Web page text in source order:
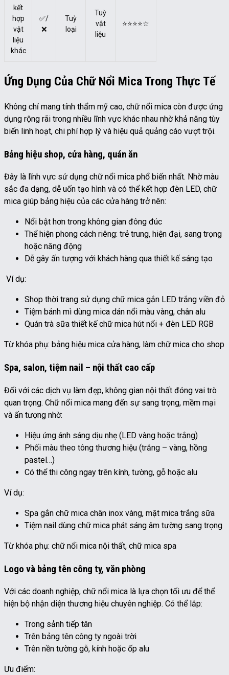
kết
hợp
vật
liệu
khác
✅/
❌
Tuỳ
loại
Tuỳ
vật
liệu
⭐⭐⭐⭐☆
Ứng Dụng Của Chữ Nổi Mica Trong Thực Tế
Không chỉ mang tính thẩm mỹ cao, chữ nổi mica còn được ứng
dụng rộng rãi trong nhiều lĩnh vực khác nhau nhờ khả năng tùy
biến linh hoạt, chi phí hợp lý và hiệu quả quảng cáo vượt trội.
Bảng hiệu shop, cửa hàng, quán ăn
Đây là lĩnh vực sử dụng chữ nổi mica phổ biến nhất. Nhờ màu
sắc đa dạng, dễ uốn tạo hình và có thể kết hợp đèn LED, chữ
mica giúp bảng hiệu của các cửa hàng trở nên:
Nổi bật hơn trong không gian đông đúc
Thể hiện phong cách riêng: trẻ trung, hiện đại, sang trọng
hoặc năng động
Dễ gây ấn tượng với khách hàng qua thiết kế sáng tạo
Ví dụ:
Shop thời trang sử dụng chữ mica gắn LED trắng viền đỏ
Tiệm bánh mì dùng mica dán nổi màu vàng, chân alu
Quán trà sữa thiết kế chữ mica hút nổi + đèn LED RGB
Từ khóa phụ: bảng hiệu mica cửa hàng, làm chữ mica cho shop
Spa, salon, tiệm nail – nội thất cao cấp
Đối với các dịch vụ làm đẹp, không gian nội thất đóng vai trò
quan trọng. Chữ nổi mica mang đến sự sang trọng, mềm mại
và ấn tượng nhờ:
Hiệu ứng ánh sáng dịu nhẹ (LED vàng hoặc trắng)
Phối màu theo tông thương hiệu (trắng – vàng, hồng
pastel…)
Có thể thi công ngay trên kính, tường, gỗ hoặc alu
Ví dụ:
Spa gắn chữ mica chân inox vàng, mặt mica trắng sữa
Tiệm nail dùng chữ mica phát sáng âm tường sang trọng
Từ khóa phụ: chữ nổi mica nội thất, chữ mica spa
Logo và bảng tên công ty, văn phòng
Với các doanh nghiệp, chữ nổi mica là lựa chọn tối ưu để thể
hiện bộ nhận diện thương hiệu chuyên nghiệp. Có thể lắp:
Trong sảnh tiếp tân
Trên bảng tên công ty ngoài trời
Trên nền tường gỗ, kính hoặc ốp alu
Ưu điểm: